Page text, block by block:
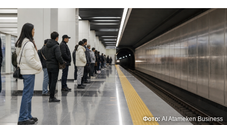
Фото: AI Atameken Business